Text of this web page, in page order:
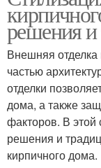
решения
Внешняя
частью
отделки
дома, а также
факторов. В
решения и
кирпичного дома.